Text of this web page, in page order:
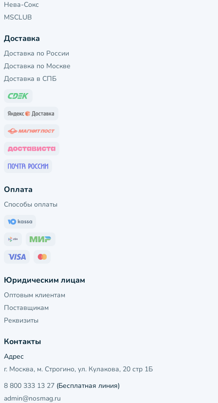
Нева-Сокс
MSCLUB
Доставка
Доставка по России
Доставка по Москве
Доставка в СПБ
Оплата
Способы оплаты
Юридическим лицам
Оптовым клиентам
Поставщикам
Реквизиты
Контакты
Адрес
г. Москва, м. Строгино, ул. Кулакова, 20 стр 1Б
8 800 333 13 27 (Бесплатная линия)
admin@nosmag.ru